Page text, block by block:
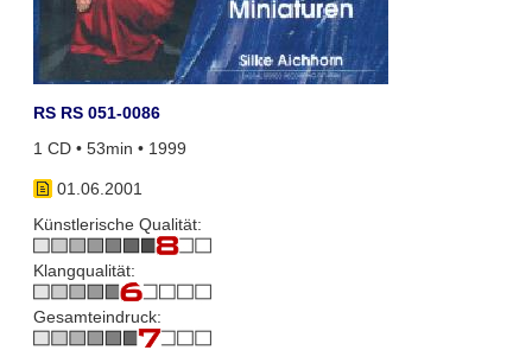
RS RS 051-0086
1 CD • 53min • 1999
01.06.2001
Künstlerische Qualität:
Klangqualität:
Gesamteindruck: